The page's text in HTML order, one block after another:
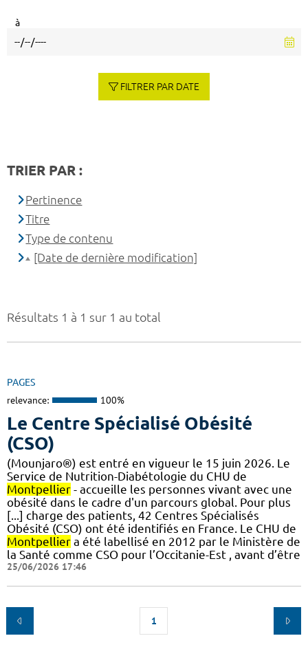
Résultats 1 à 1 sur 1 au total
PAGES
relevance: 100%
Le Centre Spécialisé Obésité
(CSO)
(Mounjaro®) est entré en vigueur le 15 juin 2026. Le
Service de Nutrition-Diabétologie du CHU de
Montpellier - accueille les personnes vivant avec une
obésité dans le cadre d'un parcours global. Pour plus
[...] charge des patients, 42 Centres Spécialisés
Obésité (CSO) ont été identifiés en France. Le CHU de
Montpellier a été labellisé en 2012 par le Ministère de
la Santé comme CSO pour l’Occitanie-Est , avant d’être
25/06/2026 17:46
1
à
FILTRER PAR DATE
TRIER PAR :
Pertinence
Titre
Type de contenu
[Date de dernière modification]